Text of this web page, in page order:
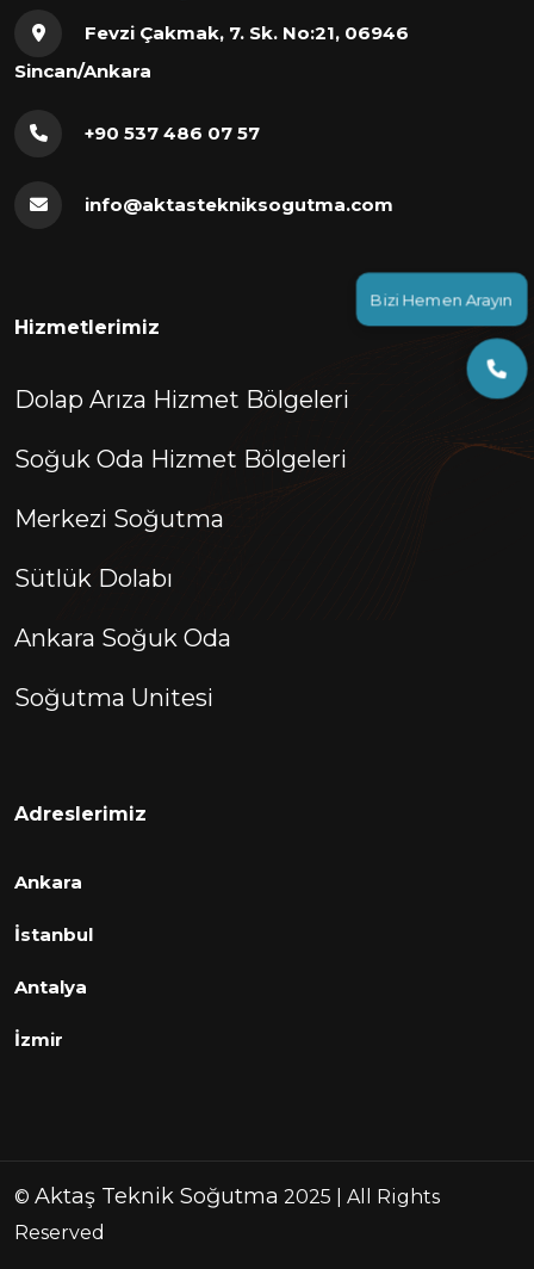
Bizi Hemen Arayın
Fevzi Çakmak, 7. Sk. No:21, 06946
Sincan/Ankara
+90 537 486 07 57
info@aktastekniksogutma.com
Hizmetlerimiz
Dolap Arıza Hizmet Bölgeleri
Soğuk Oda Hizmet Bölgeleri
Merkezi Soğutma
Sütlük Dolabı
Ankara Soğuk Oda
Soğutma Unitesi
Adreslerimiz
Ankara
İstanbul
Antalya
İzmir
© Aktaş Teknik Soğutma 2025 | All Rights
Reserved